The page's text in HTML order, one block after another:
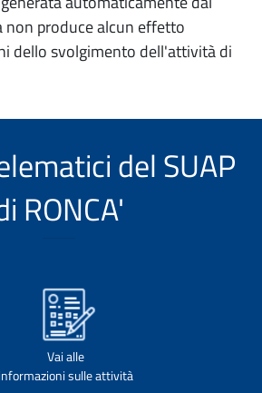
non produce alcun effetto
dello svolgimento dell'attività di
del SUAP
RONCA'
Vai alle
informazioni sulle attività